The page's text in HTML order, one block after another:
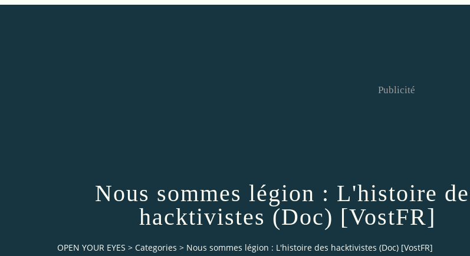
Publicité
Nous sommes légion : L'histoire
hacktivistes (Doc) [VostFR]
OPEN YOUR EYES > Categories > Nous sommes légion : L'histoire des hacktivistes (Doc) [VostFR]